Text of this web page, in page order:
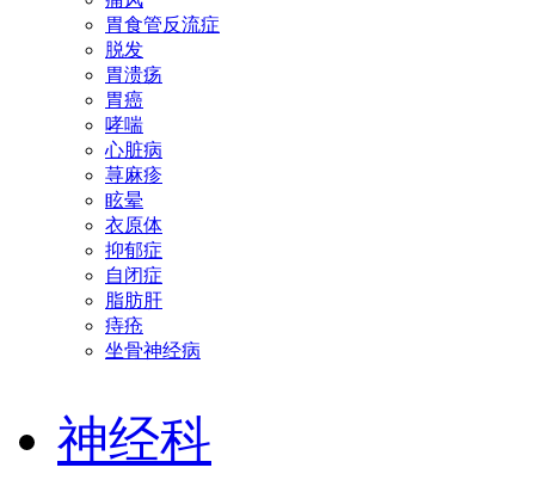
胃食管反流症
脱发
胃溃疡
胃癌
哮喘
心脏病
荨麻疹
眩晕
衣原体
抑郁症
自闭症
脂肪肝
痔疮
坐骨神经病
神经科